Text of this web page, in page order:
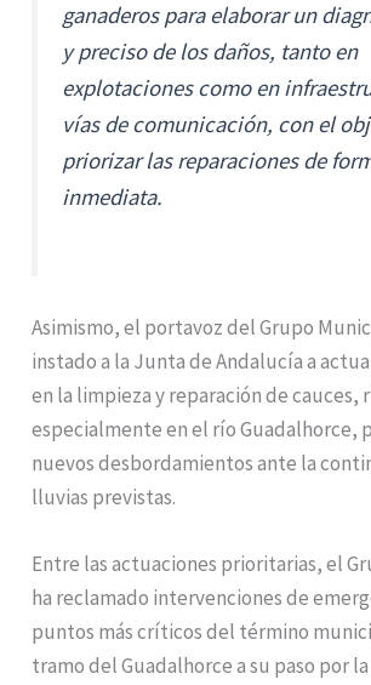
ganaderos para elaborar un
y preciso de los daños, tanto en
explotaciones como en
vías de comunicación, con el
priorizar las reparaciones de
inmediata.
Asimismo, el portavoz del Grupo
instado a la Junta de Andalucía a
en la limpieza y reparación de cauces,
especialmente en el río Guadalhorce,
nuevos desbordamientos ante la
lluvias previstas.
Entre las actuaciones prioritarias, el
ha reclamado intervenciones de
puntos más críticos del término
tramo del Guadalhorce a su paso por la